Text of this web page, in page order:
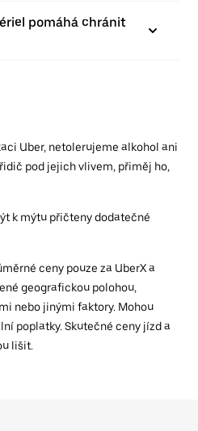
pomáhá chránit
Uber, netolerujeme alkohol ani
pod jejich vlivem, přiměj ho,
k mýtu přičteny dodatečné
ceny pouze za UberX a
geografickou polohou,
nebo jinými faktory. Mohou
poplatky. Skutečné ceny jízd a
lišit.